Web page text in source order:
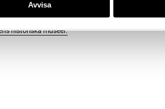
Avvisa
sida är fri att använda enligt licensen CC0.
historiska museer.